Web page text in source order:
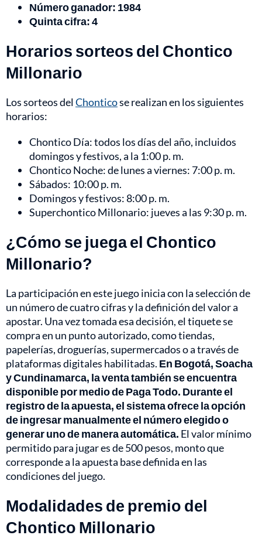
Número ganador: 1984
Quinta cifra: 4
Horarios sorteos del Chontico
Millonario
Los sorteos delChonticose realizan en los siguientes
horarios:
Chontico Día: todos los días del año, incluidos
domingos y festivos, a la 1:00 p. m.
Chontico Noche: de lunes a viernes: 7:00 p. m.
Sábados: 10:00 p. m.
Domingos y festivos: 8:00 p. m.
Superchontico Millonario: jueves a las 9:30 p. m.
¿Cómo se juega el Chontico
Millonario?
La participación en este juego inicia con la selección de
un número de cuatro cifras y la definición del valor a
apostar. Una vez tomada esa decisión, el tiquete se
compra en un punto autorizado, como tiendas,
papelerías, droguerías, supermercados o a través de
plataformas digitales habilitadas. En Bogotá, Soacha
y Cundinamarca, la venta también se encuentra
disponible por medio de Paga Todo. Durante el
registro de la apuesta, el sistema ofrece la opción
de ingresar manualmente el número elegido o
generar uno de manera automática. El valor mínimo
permitido para jugar es de 500 pesos, monto que
corresponde a la apuesta base definida en las
condiciones del juego.
Modalidades de premio del
Chontico Millonario